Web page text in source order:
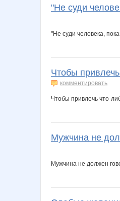
"Не суди
"Не суди человека,
Чтобы
комментировать
Чтобы привлечь что-
Мужчина не
Мужчина не должен